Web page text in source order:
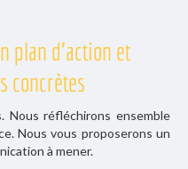
plan d’action et
concrètes
Nous réfléchirons ensemble
Nous vous proposerons un
à mener.